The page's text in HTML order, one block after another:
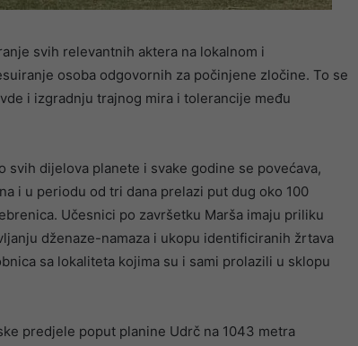
svih relevantnih aktera na lokalnom i
osoba odgovornih za počinjene zločine. To se
i izgradnju trajnog mira i tolerancije među
dijelova planete i svake godine se povećava,
i u periodu od tri dana prelazi put dug oko 100
Učesnici po završetku Marša imaju priliku
dženaze-namaza i ukopu identificiranih žrtava
sa lokaliteta kojima su i sami prolazili u sklopu
predjele poput planine Udrč na 1043 metra